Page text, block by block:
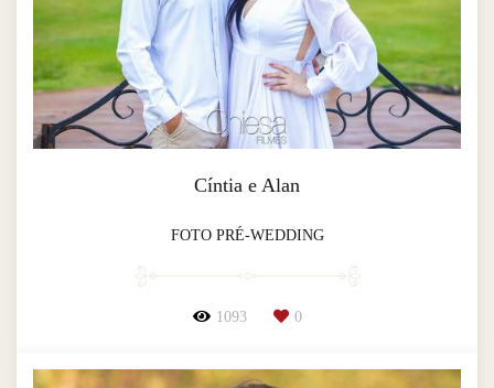
Cíntia e Alan
FOTO PRÉ-WEDDING
1093 0